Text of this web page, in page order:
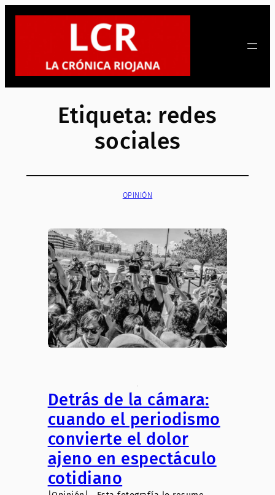
Saltar
Etiqueta: redes
sociales
OPINIÓN
.
Detrás de la cámara:
cuando el periodismo
convierte el dolor
ajeno en espectáculo
cotidiano